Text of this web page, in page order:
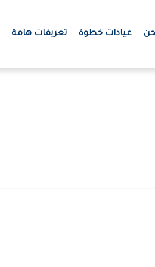
تعريفات هامة عيادات خطوة